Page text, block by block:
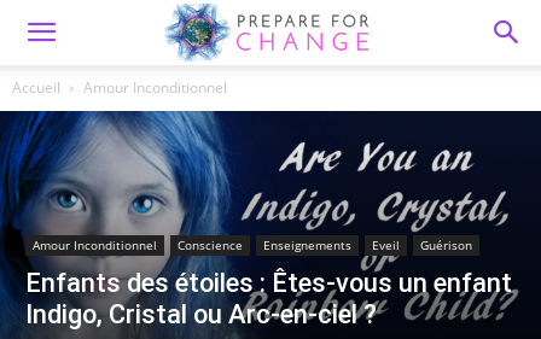
Accueil Amour Inconditionnel
Amour Inconditionnel Conscience Enseignements Eveil Guérison
Enfants des étoiles : Êtes-vous un enfant
Indigo, Cristal ou Arc-en-ciel ?